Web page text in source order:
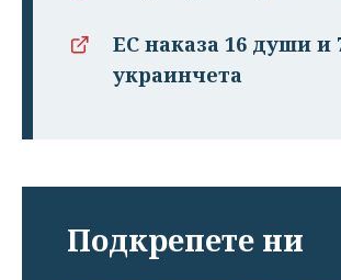
ЕС наказа 16 души
украинчета
Подкрепете ни